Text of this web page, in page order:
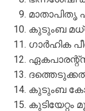
മാതാപിതൃ
കുടുംബ
ഗാർഹിക
കുടുംബ
കുടിയേറ്റം